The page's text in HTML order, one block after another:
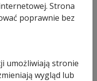
Strona
poprawnie bez
umożliwiają stronie
wygląd lub